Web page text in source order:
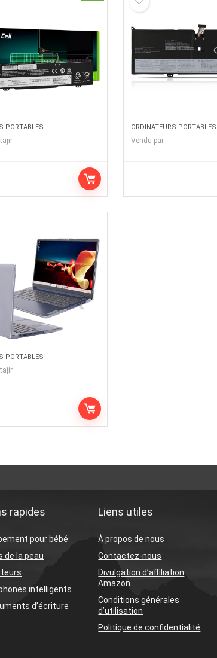
PORTABLES ORDINATEURS PORTABLES
Vendu par
PORTABLES
rapides
pour bébé
de la peau
intelligents
d’écriture
Liens utiles
À propos de nous
Contactez-nous
Divulgation d’affiliation
Amazon
Conditions générales
d’utilisation
Politique de confidentialité